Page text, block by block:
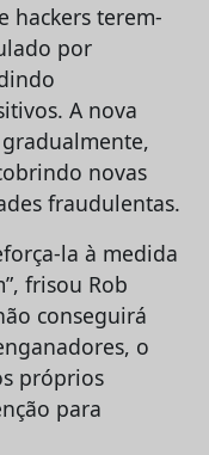
hackers terem-
por
A nova
novas
fraudulentas.
la à medida
frisou Rob
conseguirá
o
próprios
para